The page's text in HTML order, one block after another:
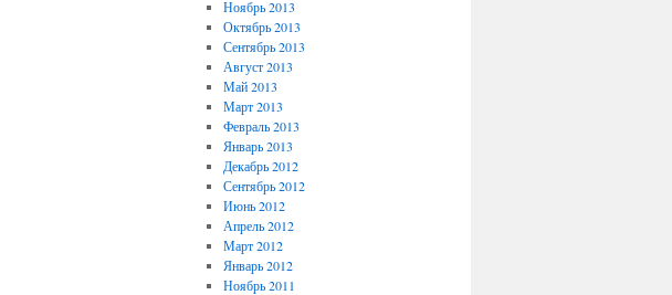
Ноябрь 2013
Октябрь 2013
Сентябрь 2013
Август 2013
Май 2013
Март 2013
Февраль 2013
Январь 2013
Декабрь 2012
Сентябрь 2012
Июнь 2012
Апрель 2012
Март 2012
Январь 2012
Ноябрь 2011